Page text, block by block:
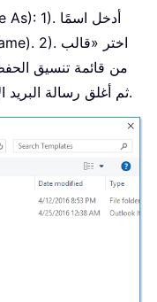
«حفظ» (Save)، ثم أغلق رسالة البريد الإلكتروني دون حفظها.